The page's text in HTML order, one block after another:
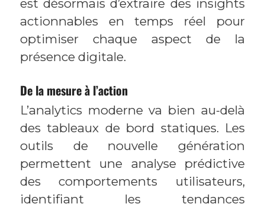
est désormais d’extraire des insights
actionnables en temps réel pour
optimiser chaque aspect de la
présence digitale.
De la mesure à l’action
L’analytics moderne va bien au-delà
des tableaux de bord statiques. Les
outils de nouvelle génération
permettent une analyse prédictive
des comportements utilisateurs,
identifiant les tendances